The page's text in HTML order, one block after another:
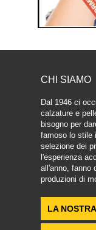
CHI SIAMO
Dal 1946 ci
calzature e
bisogno per
famoso lo stile
selezione dei
l'esperienza
all'anno, fanno
produzioni di
LA